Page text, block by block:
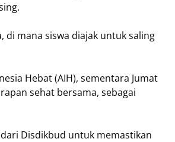
di mana siswa diajak untuk saling
Hebat (AIH), sementara Jumat
sehat bersama, sebagai
Disdikbud untuk memastikan